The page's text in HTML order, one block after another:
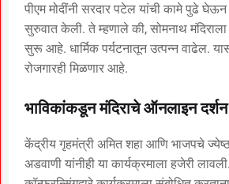
पीएम मोदींनी सरदार पटेल यांची कामे पुढे
सुरुवात केली. ते म्हणाले की, सोमनाथ मंदिराला
सुरू आहे. धार्मिक पर्यटनातून उत्पन्न वाढेल.
रोजगारही मिळणार आहे.
भाविकांकडून मंदिराचे ऑनलाइन
केंद्रीय गृहमंत्री अमित शहा आणि भाजपचे
अडवाणी यांनीही या कार्यक्रमाला हजेरी